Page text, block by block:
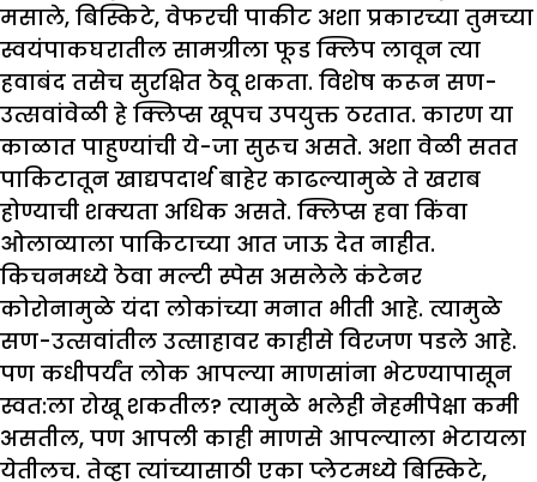
मसाले, बिस्किटे, वेफरची पाकीट अशा प्रकारच्या तुमच्या
स्वयंपाकघरातील सामग्रीला फूड क्लिप लावून त्या
हवाबंद तसेच सुरक्षित ठेवू शकता. विशेष करून सण-
उत्सवांवेळी हे क्लिप्स खूपच उपयुक्त ठरतात. कारण या
काळात पाहुण्यांची ये-जा सुरूच असते. अशा वेळी सतत
पाकिटातून खाद्यपदार्थ बाहेर काढल्यामुळे ते खराब
होण्याची शक्यता अधिक असते. क्लिप्स हवा किंवा
ओलाव्याला पाकिटाच्या आत जाऊ देत नाहीत.
किचनमध्ये ठेवा मल्टी स्पेस असलेले कंटेनर
कोरोनामुळे यंदा लोकांच्या मनात भीती आहे. त्यामुळे
सण-उत्सवांतील उत्साहावर काहीसे विरजण पडले आहे.
पण कधीपर्यंत लोक आपल्या माणसांना भेटण्यापासून
स्वत:ला रोखू शकतील? त्यामुळे भलेही नेहमीपेक्षा कमी
असतील, पण आपली काही माणसे आपल्याला भेटायला
येतीलच. तेव्हा त्यांच्यासाठी एका प्लेटमध्ये बिस्किटे,